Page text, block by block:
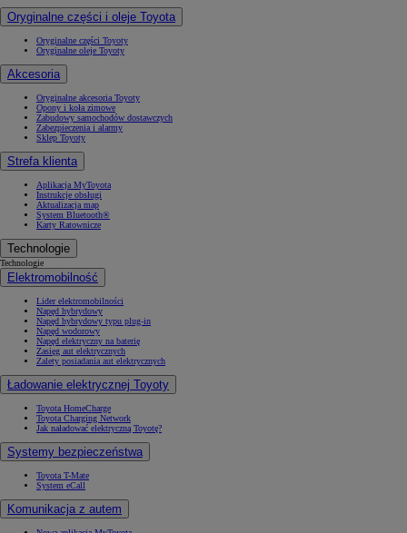
Oryginalne części i oleje Toyota
Oryginalne części Toyoty
Oryginalne oleje Toyoty
Akcesoria
Oryginalne akcesoria Toyoty
Opony i koła zimowe
Zabudowy samochodów dostawczych
Zabezpieczenia i alarmy
Sklep Toyoty
Strefa klienta
Aplikacja MyToyota
Instrukcje obsługi
Aktualizacja map
System Bluetooth®
Karty Ratownicze
Technologie
Technologie
Elektromobilność
Lider elektromobilności
Napęd hybrydowy
Napęd hybrydowy typu plug-in
Napęd wodorowy
Napęd elektryczny na baterię
Zasięg aut elektrycznych
Zalety posiadania aut elektrycznych
Ładowanie elektrycznej Toyoty
Toyota HomeCharge
Toyota Charging Network
Jak naładować elektryczną Toyotę?
Systemy bezpieczeństwa
Toyota T-Mate
System eCall
Komunikacja z autem